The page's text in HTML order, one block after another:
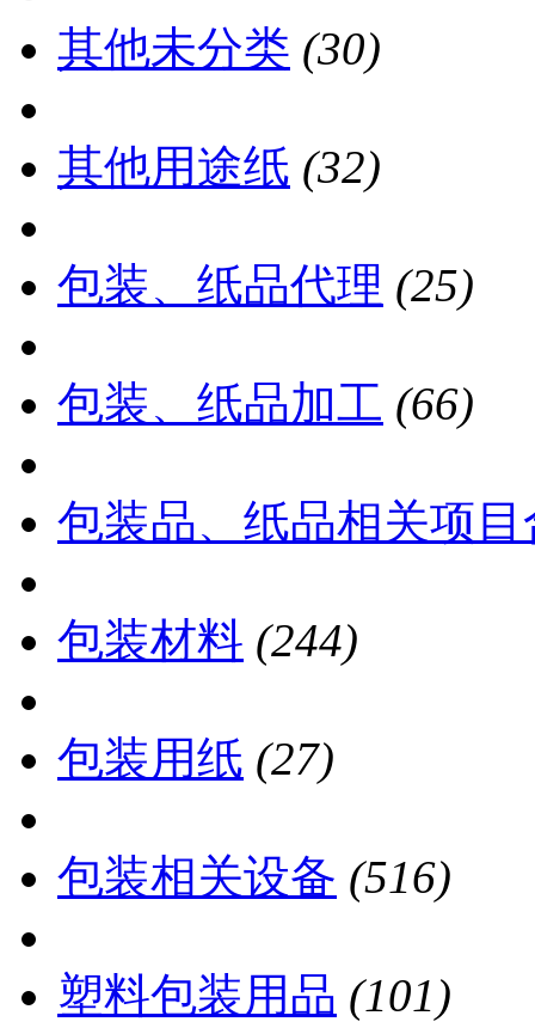
其他未分类 (30)
其他用途纸 (32)
包装、纸品代理 (25)
包装、纸品加工 (66)
包装品、纸品相关项目
包装材料 (244)
包装用纸 (27)
包装相关设备 (516)
塑料包装用品 (101)